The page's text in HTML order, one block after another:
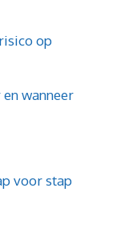
op
wanneer
voor stap